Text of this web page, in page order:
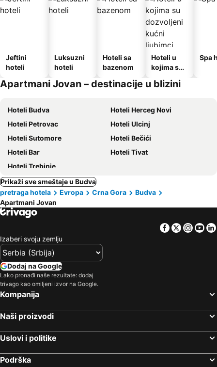
Jeftini
hoteli
Luksuzni
hoteli
Hoteli sa
bazenom
Hoteli u
kojima su
kućni
Spa
Apartmani Jovan – destinacije u blizini
Hoteli Budva
Hoteli Herceg Novi
Hoteli Petrovac
Hoteli Ulcinj
Hoteli Sutomore
Hoteli Bečići
Hoteli Bar
Hoteli Tivat
Hoteli Trebinje
Prikaži sve smeštaje u Budva
pretraga hotela
Evropa Crna Gora
Budva
Apartmani Jovan
Facebook
Twitter
Izaberi svoju zemlju
Dodaj na Google
Lako pronađi naše rezultate: dodaj
trivago kao omiljeni izvor na Google.
Kompanija
Naši proizvodi
Uslovi i politike
Podrška